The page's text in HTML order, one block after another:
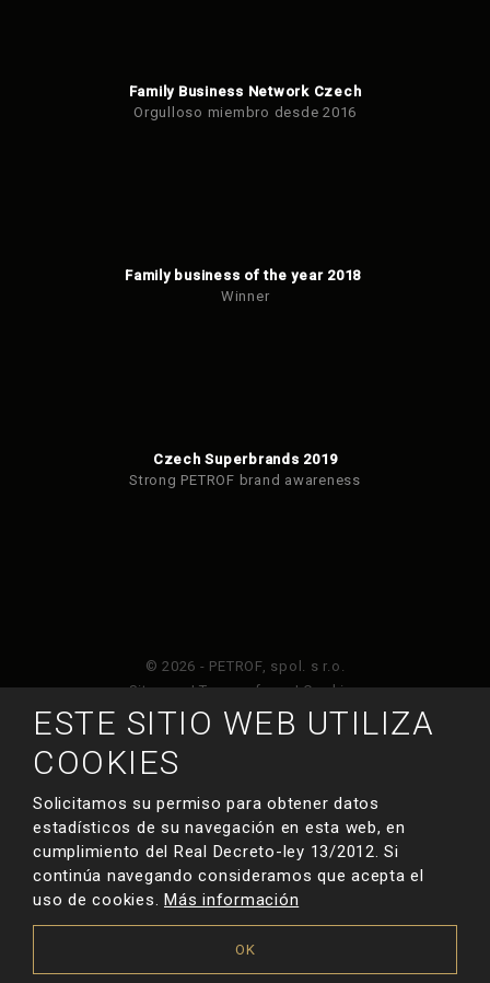
Family Business Network Czech
Orgulloso miembro desde 2016
Family business of the year 2018
Winner
Czech Superbrands 2019
Strong PETROF brand awareness
© 2026 - PETROF, spol. s r.o.
Sitemap|Terms of use|Cookies
y está sujeto a la política de privacidad de
HECHO POR
ESTE SITIO WEB UTILIZA
COOKIES
Solicitamos su permiso para obtener datos
estadísticos de su navegación en esta web, en
cumplimiento del Real Decreto-ley 13/2012. Si
continúa navegando consideramos que acepta el
uso de cookies. Más información
OK